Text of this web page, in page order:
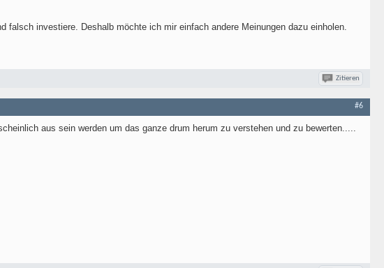
investiere. Deshalb möchte ich mir einfach andere Meinungen dazu einholen.
Zitieren
#6
aus sein werden um das ganze drum herum zu verstehen und zu bewerten.....